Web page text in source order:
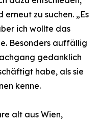
zu suchen. „Es
ich wollte das
Besonders auffällig
gedanklich
habe, als sie
kenne.
alt aus Wien,